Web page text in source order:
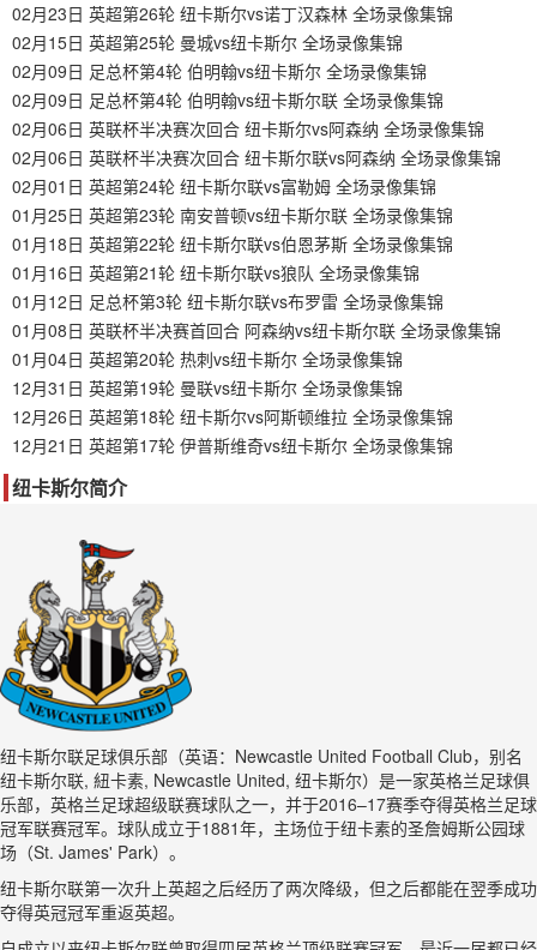
02月23日 英超第26轮 纽卡斯尔vs诺丁汉森林 全场录像集锦
02月15日 英超第25轮 曼城vs纽卡斯尔 全场录像集锦
02月09日 足总杯第4轮 伯明翰vs纽卡斯尔 全场录像集锦
02月09日 足总杯第4轮 伯明翰vs纽卡斯尔联 全场录像集锦
02月06日 英联杯半决赛次回合 纽卡斯尔vs阿森纳 全场录像集锦
02月06日 英联杯半决赛次回合 纽卡斯尔联vs阿森纳 全场录像集锦
02月01日 英超第24轮 纽卡斯尔联vs富勒姆 全场录像集锦
01月25日 英超第23轮 南安普顿vs纽卡斯尔联 全场录像集锦
01月18日 英超第22轮 纽卡斯尔联vs伯恩茅斯 全场录像集锦
01月16日 英超第21轮 纽卡斯尔联vs狼队 全场录像集锦
01月12日 足总杯第3轮 纽卡斯尔联vs布罗雷 全场录像集锦
01月08日 英联杯半决赛首回合 阿森纳vs纽卡斯尔联 全场录像集锦
01月04日 英超第20轮 热刺vs纽卡斯尔 全场录像集锦
12月31日 英超第19轮 曼联vs纽卡斯尔 全场录像集锦
12月26日 英超第18轮 纽卡斯尔vs阿斯顿维拉 全场录像集锦
12月21日 英超第17轮 伊普斯维奇vs纽卡斯尔 全场录像集锦
纽卡斯尔简介
纽卡斯尔联足球俱乐部（英语：Newcastle United Football Club，别名
纽卡斯尔联, 紐卡素, Newcastle United, 纽卡斯尔）是一家英格兰足球俱
乐部，英格兰足球超级联赛球队之一，并于2016–17赛季夺得英格兰足球
冠军联赛冠军。球队成立于1881年，主场位于纽卡素的圣詹姆斯公园球
场（St. James' Park）。
纽卡斯尔联第一次升上英超之后经历了两次降级，但之后都能在翌季成功
夺得英冠冠军重返英超。